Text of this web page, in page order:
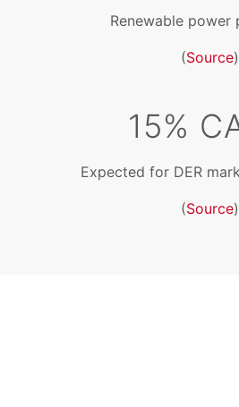
Renewable power
(Source)
15%
Expected for DER
(Source)